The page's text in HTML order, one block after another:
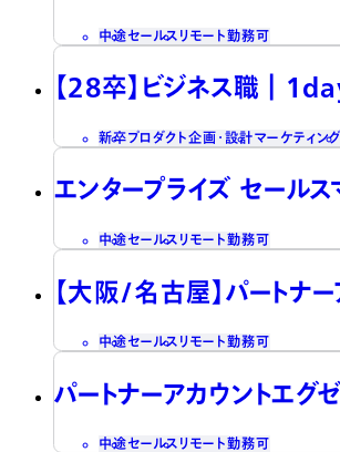
中途セールス リモート勤務可
【28卒】ビジネス職
新卒プロダクト企画・設計マーケティン
エンタープライズ セールス
中途セールス リモート勤務可
【大阪/名古屋】パートナー
中途セールス リモート勤務可
パートナーアカウントエグ
中途セールス リモート勤務可